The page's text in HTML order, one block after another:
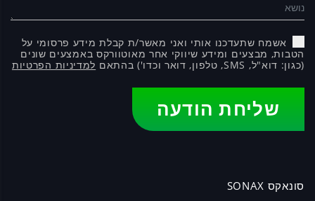
אשמח שתעדכנו אותי ואני מאשר/ת קבלת מידע פרסומי על
הטבות, מבצעים ומידע שיווקי אחר מאוטוורקס באמצעים שונים
(כגון: דוא"ל, SMS, טלפון, דואר וכדו') בהתאם
למדיניות הפרטיות
שליחת הודעה
סונאקס SONAX